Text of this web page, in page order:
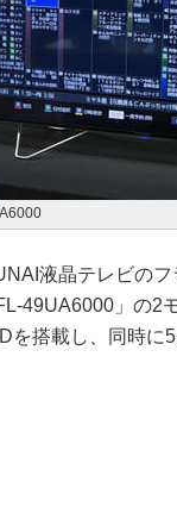
液晶テレビの
49UA6000」の2
を搭載し、同時に